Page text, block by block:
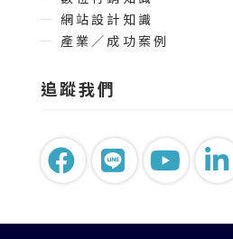
網站設計知識
產業／成功案例
追蹤我們